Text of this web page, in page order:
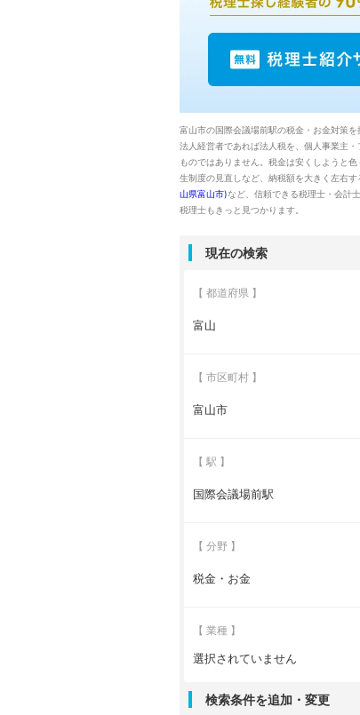
富山市の国際会議場前駅の税金・お金対策
法人経営者であれば法人税を、個人事業主
ものではありません。税金は安くしようと
生制度の見直しなど、納税額を大きく左右
山県富山市)など、信頼できる税理士・会計
税理士もきっと見つかります。
現在の検索
【 都道府県 】
富山
【 市区町村 】
富山市
【 駅 】
国際会議場前駅
【 分野 】
税金・お金
【 業種 】
選択されていません
検索条件を追加・変更